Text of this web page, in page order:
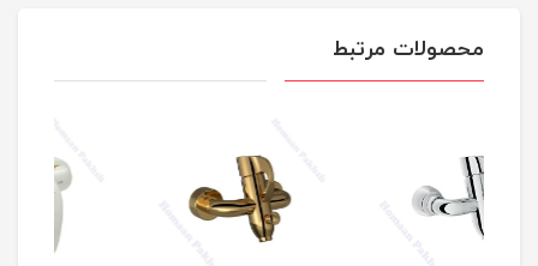
محصولات مرتبط